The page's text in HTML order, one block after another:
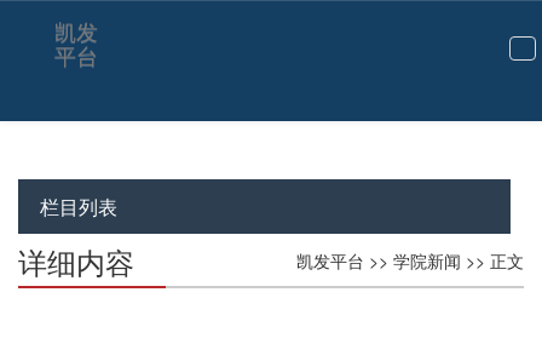
切
航
凯发
平台
栏目列表
凯发平台 >> 学院新闻 >> 正文
详细内容